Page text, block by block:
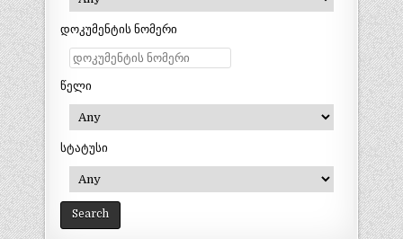
დოკუმენტის ნომერი
წელი
სტატუსი